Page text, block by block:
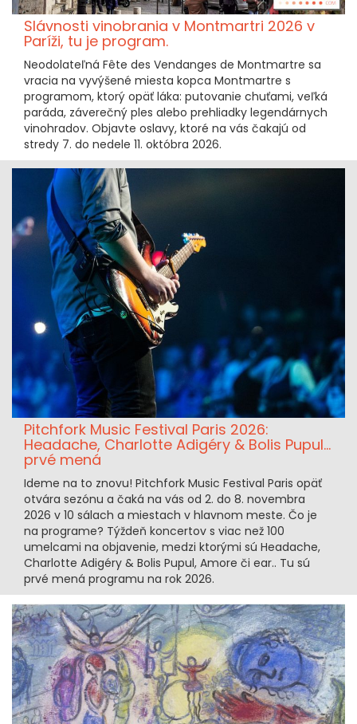
Slávnosti vinobrania v Montmartri 2026 v
Paríži, tu je program.
Neodolateľná Fête des Vendanges de Montmartre sa
vracia na vyvýšené miesta kopca Montmartre s
programom, ktorý opäť láka: putovanie chuťami, veľká
paráda, záverečný ples alebo prehliadky legendárnych
vinohradov. Objavte oslavy, ktoré na vás čakajú od
stredy 7. do nedele 11. októbra 2026.
Pitchfork Music Festival Paris 2026:
Headache, Charlotte Adigéry & Bolis Pupul...
prvé mená
Ideme na to znovu! Pitchfork Music Festival Paris opäť
otvára sezónu a čaká na vás od 2. do 8. novembra
2026 v 10 sálach a miestach v hlavnom meste. Čo je
na programe? Týždeň koncertov s viac než 100
umelcami na objavenie, medzi ktorými sú Headache,
Charlotte Adigéry & Bolis Pupul, Amore či ear.. Tu sú
prvé mená programu na rok 2026.